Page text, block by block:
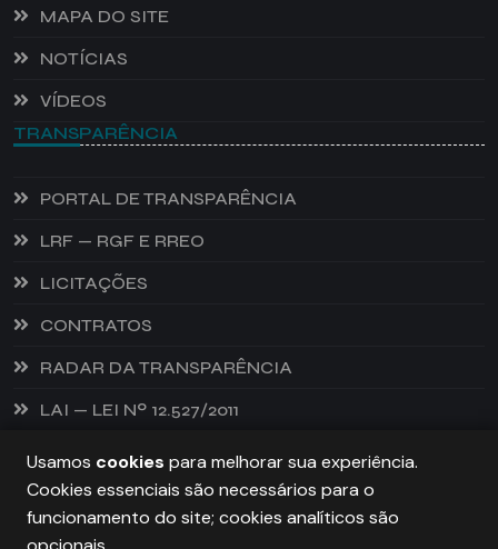
MAPA DO SITE
NOTÍCIAS
VÍDEOS
TRANSPARÊNCIA
PORTAL DE TRANSPARÊNCIA
LRF — RGF E RREO
LICITAÇÕES
CONTRATOS
RADAR DA TRANSPARÊNCIA
LAI — LEI Nº 12.527/2011
PREFEITURA DE CASTANHEIRA, TODOS OS DIREITOS
Usamos cookies para melhorar sua experiência.
Cookies essenciais são necessários para o
funcionamento do site; cookies analíticos são